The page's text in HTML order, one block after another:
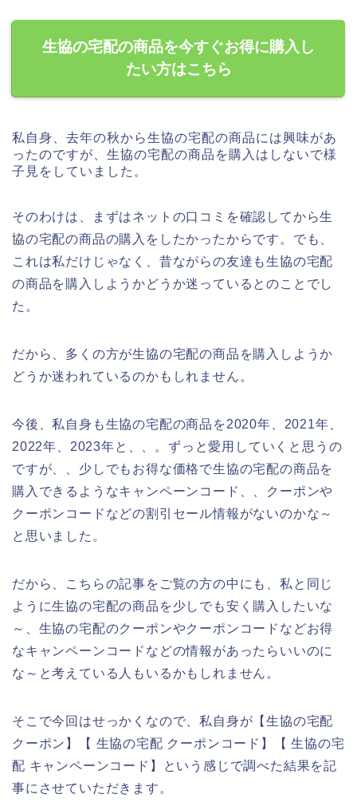
生協の宅配の商品を今すぐお得に購入し
たい方はこちら
私自身、去年の秋から生協の宅配の商品には興味があ
ったのですが、生協の宅配の商品を購入はしないで様
子見をしていました。
そのわけは、まずはネットの口コミを確認してから生
協の宅配の商品の購入をしたかったからです。でも、
これは私だけじゃなく、昔ながらの友達も生協の宅配
の商品を購入しようかどうか迷っているとのことでし
た。
だから、多くの方が生協の宅配の商品を購入しようか
どうか迷われているのかもしれません。
今後、私自身も生協の宅配の商品を2020年、2021年、
2022年、2023年と、、。ずっと愛用していくと思うの
ですが、、少しでもお得な価格で生協の宅配の商品を
購入できるようなキャンペーンコード、、クーポンや
クーポンコードなどの割引セール情報がないのかな～
と思いました。
だから、こちらの記事をご覧の方の中にも、私と同じ
ように生協の宅配の商品を少しでも安く購入したいな
～、生協の宅配のクーポンやクーポンコードなどお得
なキャンペーンコードなどの情報があったらいいのに
な～と考えている人もいるかもしれません。
そこで今回はせっかくなので、私自身が【生協の宅配
クーポン】【 生協の宅配 クーポンコード】【 生協の宅
配 キャンペーンコード】という感じで調べた結果を記
事にさせていただきます。